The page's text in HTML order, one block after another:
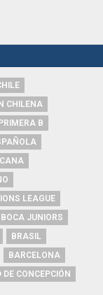
CHILENA
PRIMERA B
LEAGUE
BOCA JUNIORS
BRASIL
BARCELONA
DE CONCEPCIÓN